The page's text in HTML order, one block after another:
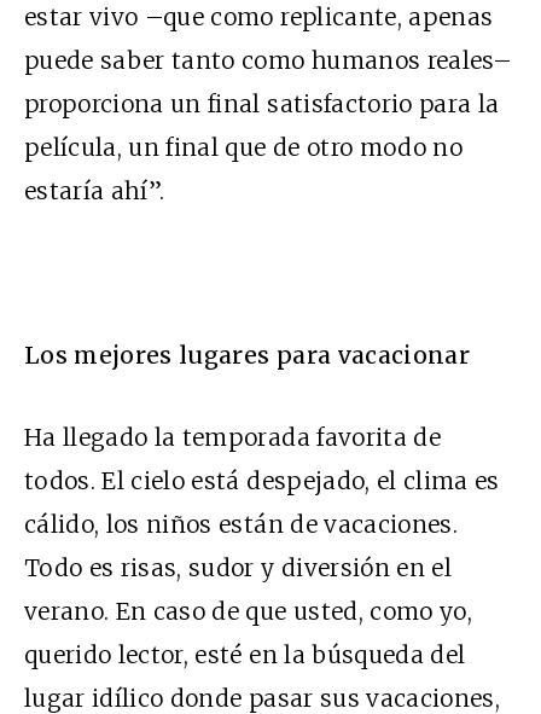
estar vivo –que como replicante, apenas
puede saber tanto como humanos reales–
proporciona un final satisfactorio para la
película, un final que de otro modo no
estaría ahí”.
Los mejores lugares para vacacionar
Ha llegado la temporada favorita de
todos. El cielo está despejado, el clima es
cálido, los niños están de vacaciones.
Todo es risas, sudor y diversión en el
verano. En caso de que usted, como yo,
querido lector, esté en la búsqueda del
lugar idílico donde pasar sus vacaciones,